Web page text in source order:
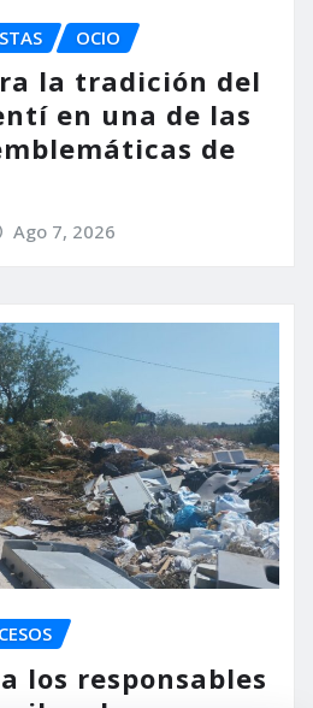
OCIO
la tradición del
en una de las
de
Ago 7, 2026
los responsables